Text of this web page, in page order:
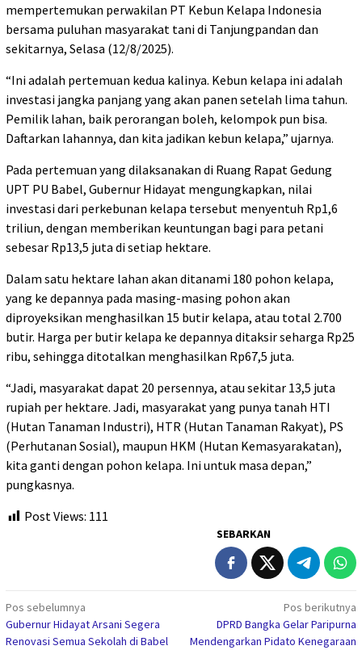
mempertemukan perwakilan PT Kebun Kelapa Indonesia
bersama puluhan masyarakat tani di Tanjungpandan dan
sekitarnya, Selasa (12/8/2025).
“Ini adalah pertemuan kedua kalinya. Kebun kelapa ini adalah
investasi jangka panjang yang akan panen setelah lima tahun.
Pemilik lahan, baik perorangan boleh, kelompok pun bisa.
Daftarkan lahannya, dan kita jadikan kebun kelapa,” ujarnya.
Pada pertemuan yang dilaksanakan di Ruang Rapat Gedung
UPT PU Babel, Gubernur Hidayat mengungkapkan, nilai
investasi dari perkebunan kelapa tersebut menyentuh Rp1,6
triliun, dengan memberikan keuntungan bagi para petani
sebesar Rp13,5 juta di setiap hektare.
Dalam satu hektare lahan akan ditanami 180 pohon kelapa,
yang ke depannya pada masing-masing pohon akan
diproyeksikan menghasilkan 15 butir kelapa, atau total 2.700
butir. Harga per butir kelapa ke depannya ditaksir seharga Rp25
ribu, sehingga ditotalkan menghasilkan Rp67,5 juta.
“Jadi, masyarakat dapat 20 persennya, atau sekitar 13,5 juta
rupiah per hektare. Jadi, masyarakat yang punya tanah HTI
(Hutan Tanaman Industri), HTR (Hutan Tanaman Rakyat), PS
(Perhutanan Sosial), maupun HKM (Hutan Kemasyarakatan),
kita ganti dengan pohon kelapa. Ini untuk masa depan,”
pungkasnya.
Post Views: 111
SEBARKAN
Navigasi
pos
Pos sebelumnya
Gubernur Hidayat Arsani Segera
Renovasi Semua Sekolah di Babel
Pos berikutnya
DPRD Bangka Gelar Paripurna
Mendengarkan Pidato Kenegaraan